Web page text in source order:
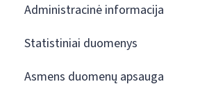
Administracinė informacija
Statistiniai duomenys
Asmens duomenų apsauga